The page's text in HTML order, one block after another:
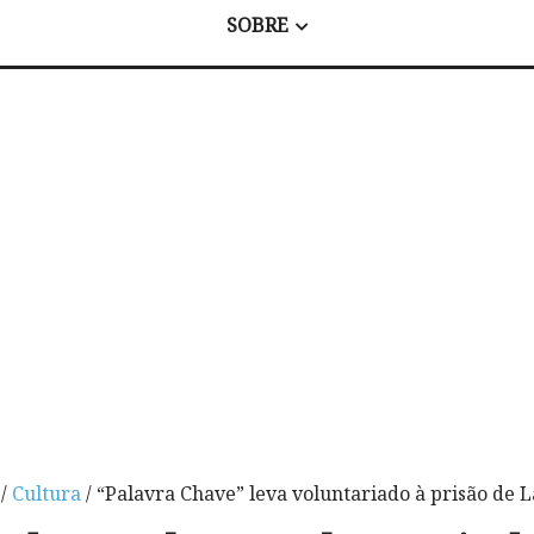
SOBRE
Cultura/ “Palavra Chave” leva voluntariado à prisão de